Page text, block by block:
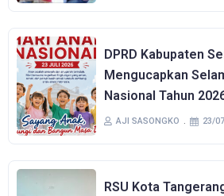
DPRD Kabupaten
Mengucapkan
Nasional Tahun
AJI SASONGKO 23/
RSU Kota